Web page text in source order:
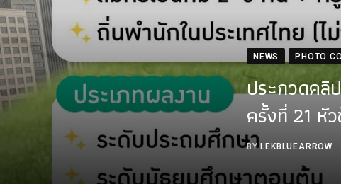
NEWS PHOTO
ประกวดคลิ
ครั้งที่ 21 หั
BYLEKBLUEARROW